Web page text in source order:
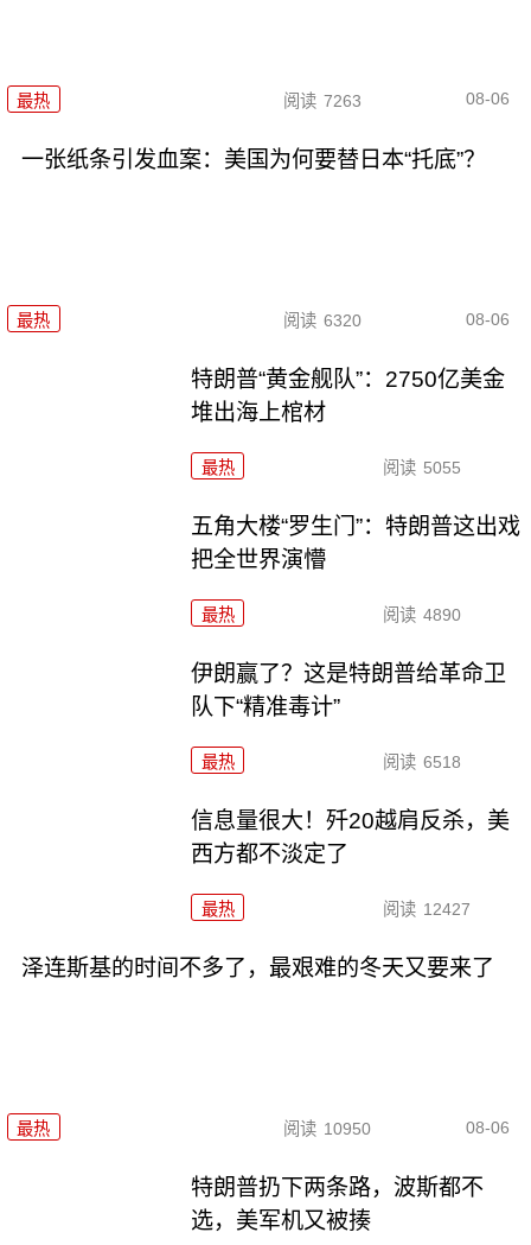
最热 阅读 7263 08-06
一张纸条引发血案：美国为何要替日本“托底”？
最热 阅读 6320 08-06
特朗普“黄金舰队”：2750亿美金
堆出海上棺材
最热 阅读 5055
五角大楼“罗生门”：特朗普这出戏
把全世界演懵
最热 阅读 4890
伊朗赢了？这是特朗普给革命卫
队下“精准毒计”
最热 阅读 6518
信息量很大！歼20越肩反杀，美
西方都不淡定了
最热 阅读 12427
泽连斯基的时间不多了，最艰难的冬天又要来了
最热 阅读 10950 08-06
特朗普扔下两条路，波斯都不
选，美军机又被揍